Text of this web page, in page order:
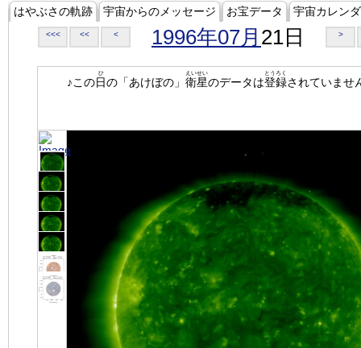
はやぶさの軌跡 宇宙からのメッセージ お宝データ 宇宙カレン
<<< << < 1996年07月 21日 >
♪この日
ひ
の「あけぼの」 衛星
えいせい
のデータは登録
とうろく
されていませ